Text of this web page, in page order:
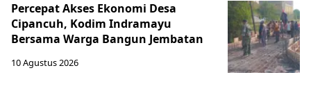
Percepat Akses Ekonomi Desa
Cipancuh, Kodim Indramayu
Bersama Warga Bangun Jembatan
10 Agustus 2026